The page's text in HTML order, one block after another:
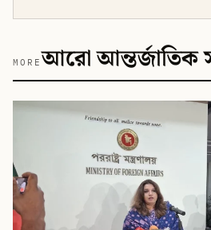
MOREআরো আন্তর্জাতিক